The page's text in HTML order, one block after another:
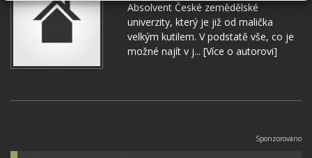
Absolvent České zemědělské
univerzity, který je již od malička
velkým kutilem. V podstatě vše, co je
možné najít v j... [Více o autorovi]